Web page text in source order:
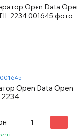
Open Data Open
2234